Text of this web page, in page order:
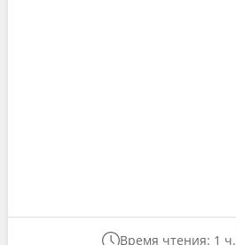
Время чтения: 1 ч.